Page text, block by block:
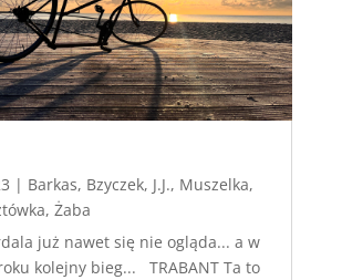
| Barkas, Bzyczek, J.J., Muszelka,
, Żaba
już nawet się nie ogląda... a w
kolejny bieg... TRABANT Ta to